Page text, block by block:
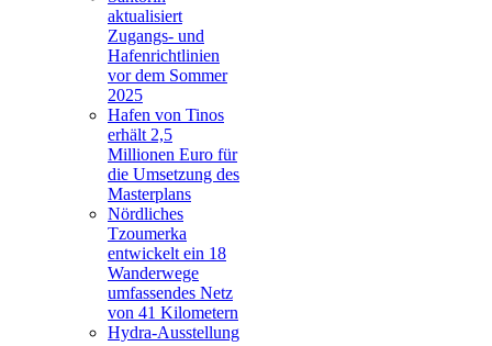
aktualisiert
Zugangs- und
Hafenrichtlinien
vor dem Sommer
2025
Hafen von Tinos
erhält 2,5
Millionen Euro für
die Umsetzung des
Masterplans
Nördliches
Tzoumerka
entwickelt ein 18
Wanderwege
umfassendes Netz
von 41 Kilometern
Hydra-Ausstellung